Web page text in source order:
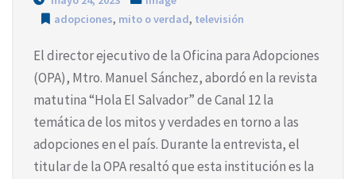
adopciones, mito o verdad, televisión
El director ejecutivo de la Oficina para Adopciones
(OPA), Mtro. Manuel Sánchez, abordó en la revista
matutina “Hola El Salvador” de Canal 12 la
temática de los mitos y verdades en torno a las
adopciones en el país. Durante la entrevista, el
titular de la OPA resaltó que esta institución es la